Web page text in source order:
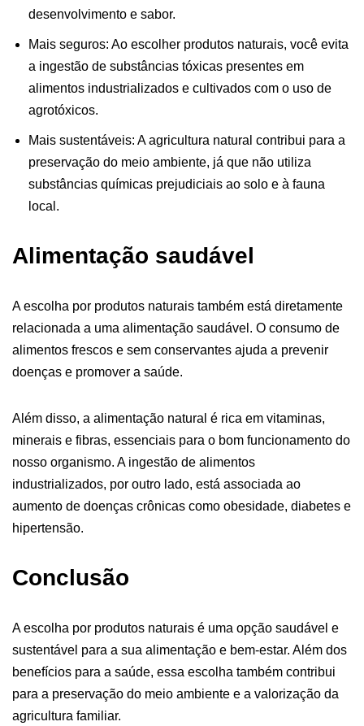
desenvolvimento e sabor.
Mais seguros: Ao escolher produtos naturais, você evita
a ingestão de substâncias tóxicas presentes em
alimentos industrializados e cultivados com o uso de
agrotóxicos.
Mais sustentáveis: A agricultura natural contribui para a
preservação do meio ambiente, já que não utiliza
substâncias químicas prejudiciais ao solo e à fauna
local.
Alimentação saudável
A escolha por produtos naturais também está diretamente
relacionada a uma alimentação saudável. O consumo de
alimentos frescos e sem conservantes ajuda a prevenir
doenças e promover a saúde.
Além disso, a alimentação natural é rica em vitaminas,
minerais e fibras, essenciais para o bom funcionamento do
nosso organismo. A ingestão de alimentos
industrializados, por outro lado, está associada ao
aumento de doenças crônicas como obesidade, diabetes e
hipertensão.
Conclusão
A escolha por produtos naturais é uma opção saudável e
sustentável para a sua alimentação e bem-estar. Além dos
benefícios para a saúde, essa escolha também contribui
para a preservação do meio ambiente e a valorização da
agricultura familiar.